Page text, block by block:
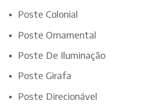
Poste Colonial
Poste Ornamental
Poste De Iluminação
Poste Girafa
Poste Direcionável